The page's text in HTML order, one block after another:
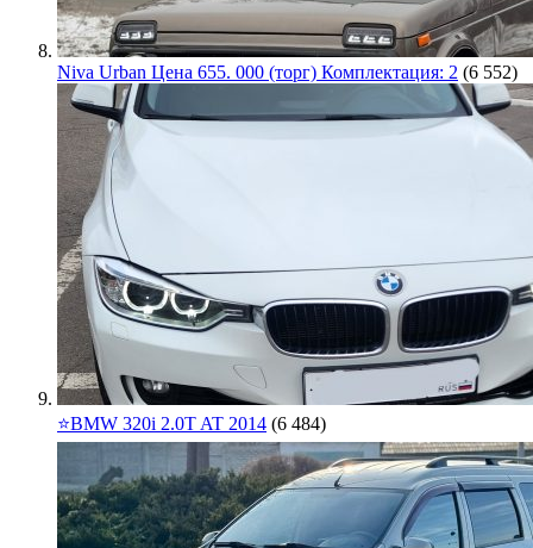
Niva Urban Цена 655. 000 (торг) Комплектация: 2 (6 552)
⭐️BMW 320i 2.0T AT 2014 (6 484)